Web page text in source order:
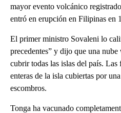
mayor evento volcánico
entró en erupción en Filipinas en
El primer ministro Sovaleni lo
precedentes” y dijo que una
cubrir todas las islas del país.
enteras de la isla cubiertas por
escombros.
Tonga ha vacunado